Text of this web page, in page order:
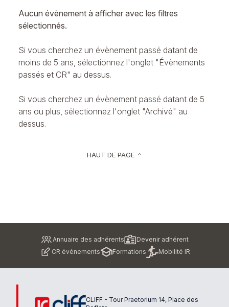
Aucun évènement à afficher avec les filtres
sélectionnés.
Si vous cherchez un évènement passé datant de
moins de 5 ans, sélectionnez l'onglet "Évènements
passés et CR" au dessus.
Si vous cherchez un évènement passé datant de 5
ans ou plus, sélectionnez l'onglet "Archivé" au
dessus.
HAUT DE PAGE keyboard_arrow_up
Annuaire des adhérents
Devenir adhérent
CR événements
Formations Mobilité IR
CLIFF - Tour Praetorium 14, Place des